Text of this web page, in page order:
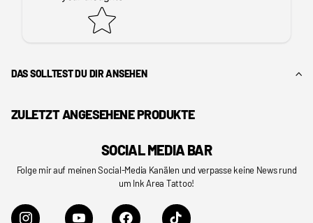
DAS SOLLTEST DU DIR ANSEHEN
ZULETZT ANGESEHENE PRODUKTE
SOCIAL MEDIA BAR
Folge mir auf meinen Social-Media Kanälen und verpasse keine News rund
um Ink Area Tattoo!